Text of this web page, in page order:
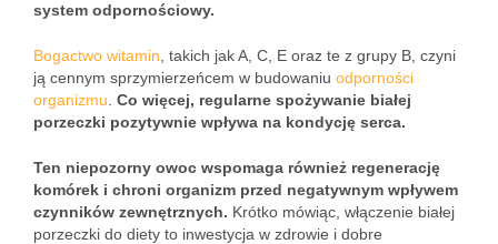
system odpornościowy.
Bogactwo witamin , takich jak A, C, E oraz te z grupy B, czyni
ją cennym sprzymierzeńcem w budowaniu odporności
organizmu Co więcej, regularne spożywanie białej
porzeczki pozytywnie wpływa na kondycję serca.
Ten niepozorny owoc wspomaga również regenerację
komórek i chroni organizm przed negatywnym wpływem
czynników zewnętrznych. Krótko mówiąc, włączenie białej
porzeczki do diety to inwestycja w zdrowie i dobre